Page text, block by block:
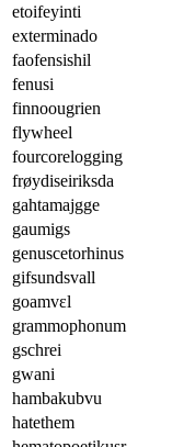
etoifeyinti
exterminado
faofensishil
fenusi
finnoougrien
flywheel
fourcorelogging
frøydiseiriksda
gahtamajgge
gaumigs
genuscetorhinus
gifsundsvall
goamvɛl
grammophonum
gschrei
gwani
hambakubvu
hatethem